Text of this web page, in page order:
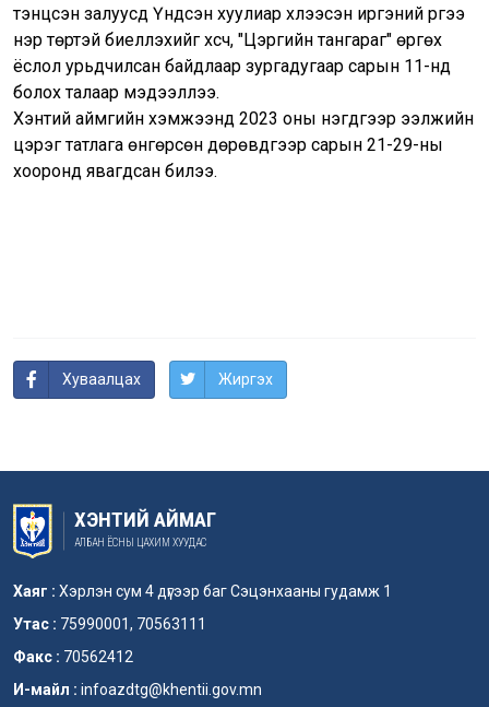
тэнцсэн залуусд Үндсэн хуулиар хүлээсэн иргэний үүргээ
нэр төртэй биелүүлэхийг хүсч, "Цэргийн тангараг" өргөх
ёслол урьдчилсан байдлаар зургадугаар сарын 11-нд
болох талаар мэдээллээ.
Хэнтий аймгийн хэмжээнд 2023 оны нэгдүгээр ээлжийн
цэрэг татлага өнгөрсөн дөрөвдүгээр сарын 21-29-ны
хооронд явагдсан билээ.
Хуваалцах Жиргэх
ХЭНТИЙ АЙМАГ
АЛБАН ЁСНЫ ЦАХИМ ХУУДАС
Хаяг : Хэрлэн сум 4 дүгээр баг Сэцэнхааны гудамж 1
Утас : 75990001, 70563111
Факс : 70562412
И-майл : infoazdtg@khentii.gov.mn